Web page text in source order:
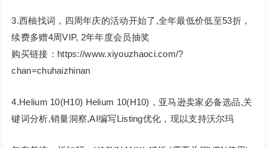
3.西柚找词，四周年庆的活动开始了,全年最低价低至53折，
续费多赠4周VIP, 2年年度会员抽奖
购买链接：https://www.xiyouzhaoci.com/?
chan=chuhaizhinan
4.Helium 10(H10) Helium 10(H10)，亚马逊卖家必备选品,关
键词分析,销量洞察,AI编写Listing优化，现以支持沃尔玛